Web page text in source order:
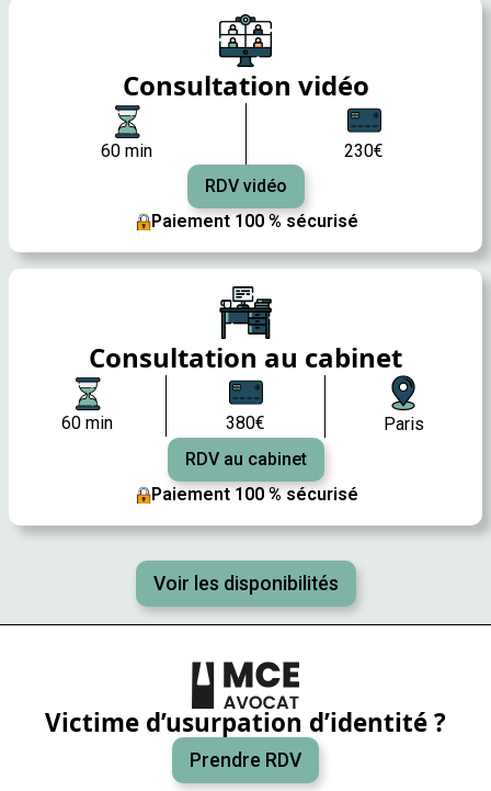
Consultation vidéo
60 min
230€
RDV vidéo
Paiement 100 % sécurisé
Consultation au cabinet
60 min 380€
Paris
RDV au cabinet
Paiement 100 % sécurisé
Voir les disponibilités
Victime d’usurpation d’identité ?
Prendre RDV